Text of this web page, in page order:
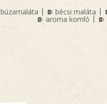
búzamaláta bécsi maláta
aroma komló